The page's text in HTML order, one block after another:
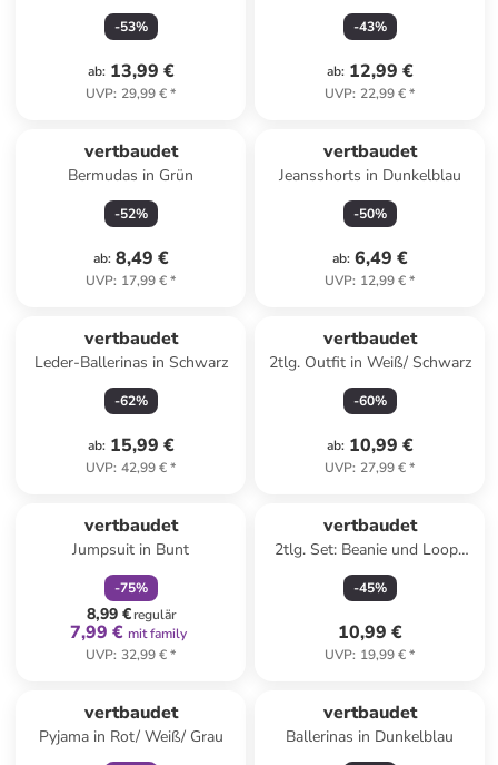
-53%
ab: 13,99 €
UVP: 29,99 €*
-43%
ab: 12,99 €
UVP: 22,99 €*
vertbaudet
Bermudas in Grün
-52%
ab: 8,49 €
UVP: 17,99 €*
vertbaudet
Jeansshorts in Dunkelblau
-50%
ab: 6,49 €
UVP: 12,99 €*
vertbaudet
Leder-Ballerinas in Schwarz
-62%
ab: 15,99 €
UVP: 42,99 €*
vertbaudet
2tlg. Outfit in Weiß/ Schwarz
-60%
ab: 10,99 €
UVP: 27,99 €*
vertbaudet
Jumpsuit in Bunt
-75%
8,99 €regulär
7,99 € mit family
UVP: 32,99 €*
vertbaudet
2tlg. Set: Beanie und Loop-
Schal in Grau
-45%
10,99 €
UVP: 19,99 €*
vertbaudet
Pyjama in Rot/ Weiß/ Grau
vertbaudet
Ballerinas in Dunkelblau